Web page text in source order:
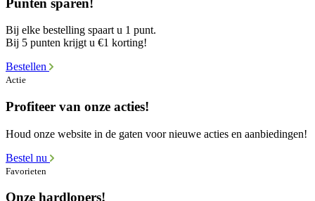
Bij elke bestelling spaart u 1 punt.
Bij 5 punten krijgt u €1 korting!
Bestellen
Actie
Profiteer van onze acties!
Houd onze website in de gaten voor nieuwe acties en aanbiedingen!
Bestel nu
Favorieten
Onze hardlopers!